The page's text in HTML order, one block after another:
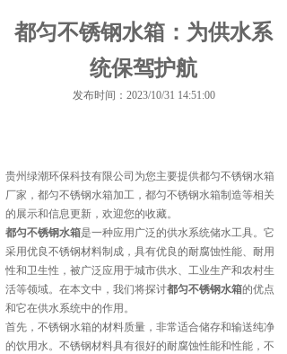
都匀不锈钢水箱：为供水系
统保驾护航
发布时间：2023/10/31 14:51:00
贵州绿潮环保科技有限公司为您主要提供都匀不锈钢水箱
厂家 ，都匀不锈钢水箱加工，都匀不锈钢水箱制造等相关
的展示和信息更新，欢迎您的收藏。
都匀不锈钢水箱是一种应用广泛的供水系统储水工具。它
采用优良不锈钢材料制成，具有优良的耐腐蚀性能、耐用
性和卫生性，被广泛应用于城市供水、工业生产和农村生
活等领域。在本文中，我们将探讨都匀不锈钢水箱的优点
和它在供水系统中的作用。
首先，不锈钢水箱的材料质量，非常适合储存和输送纯净
的饮用水。不锈钢材料具有很好的耐腐蚀性能和性能，不